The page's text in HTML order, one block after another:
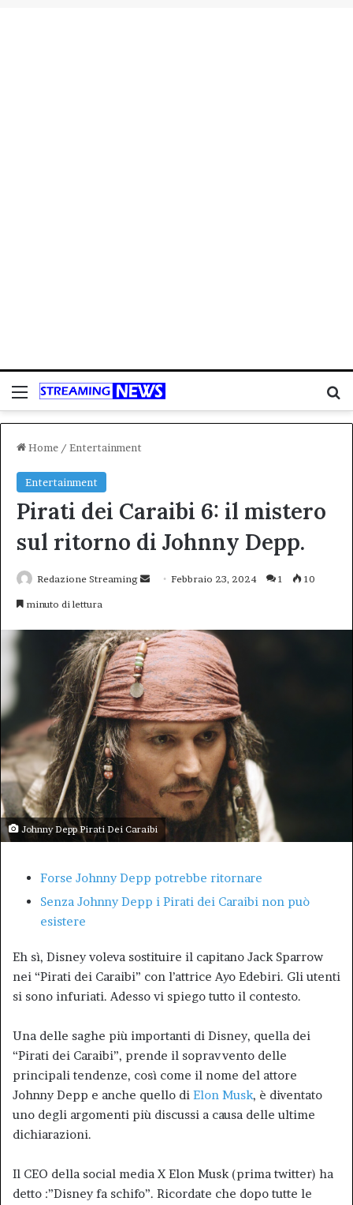
Menu
Home / Entertainment
Entertainment
Pirati dei Caraibi 6: il mistero
sul ritorno di Johnny Depp.
Redazione Streaming
InviaFebbraio 23, 2024 1 10
minuto di lettura
Johnny Depp Pirati Dei Caraibi
Forse Johnny Depp potrebbe ritornare
Senza Johnny Depp i Pirati dei Caraibi non può
esistere
Eh sì, Disney voleva sostituire il capitano Jack Sparrow
nei “Pirati dei Caraibi” con l’attrice Ayo Edebiri. Gli utenti
si sono infuriati. Adesso vi spiego tutto il contesto.
Una delle saghe più importanti di Disney, quella dei
“Pirati dei Caraibi”, prende il sopravvento delle
principali tendenze, così come il nome del attore
Johnny Depp e anche quello di Elon Musk, è diventato
uno degli argomenti più discussi a causa delle ultime
dichiarazioni.
Il CEO della social media X Elon Musk (prima twitter) ha
detto :”Disney fa schifo”. Ricordate che dopo tutte le